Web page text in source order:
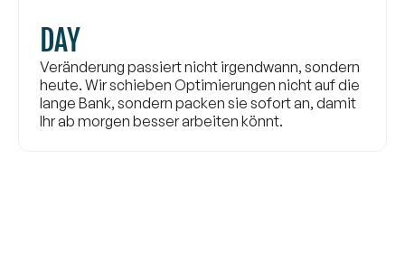
DAY
Veränderung passiert nicht irgendwann, sondern
heute. Wir schieben Optimierungen nicht auf die
lange Bank, sondern packen sie sofort an, damit
Ihr ab morgen besser arbeiten könnt.